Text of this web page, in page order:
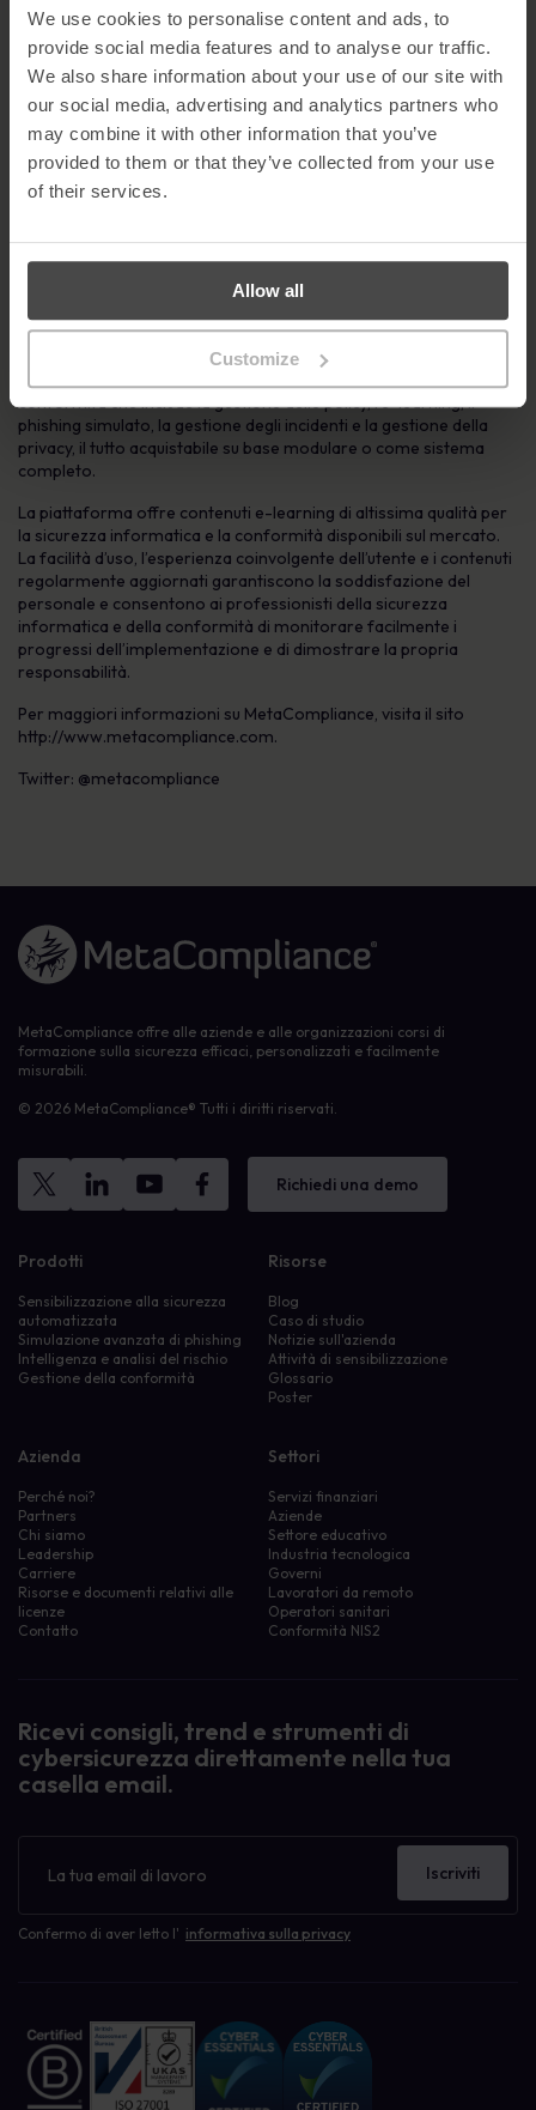
We use cookies to personalise content and ads, to
provide social media features and to analyse our traffic.
We also share information about your use of our site with
our social media, advertising and analytics partners who
may combine it with other information that you’ve
provided to them or that they’ve collected from your use
of their services.
Allow all
Customize
Fine
Per ulteriori informazioni o per programmare un briefing con
MetaCompliance, contatta Geraldine Strawbridge al numero
02871 160570.
Note per i redattori
Informazioni su MetaCompliance
nell’aspetto umano della sicurezza informatica e della conformità
alla privacy. La sua innovativa piattaforma cloud fornisce una
soluzione di gestione unica per la consapevolezza e la conformità
del personale.
La piattaforma all’avanguardia offre ai clienti una suite
completamente integrata e multilingue di funzionalità di
conformità che include la gestione delle policy, l’e-learning, il
phishing simulato, la gestione degli incidenti e la gestione della
privacy, il tutto acquistabile su base modulare o come sistema
completo.
La piattaforma offre contenuti e-learning di altissima qualità per
la sicurezza informatica e la conformità disponibili sul mercato.
La facilità d’uso, l’esperienza coinvolgente dell’utente e i contenuti
regolarmente aggiornati garantiscono la soddisfazione del
personale e consentono ai professionisti della sicurezza
informatica e della conformità di monitorare facilmente i
progressi dell’implementazione e di dimostrare la propria
responsabilità.
Per maggiori informazioni su MetaCompliance, visita il sito
http://www.metacompliance.com.
Twitter: @metacompliance
Link alla homepage
MetaCompliance offre alle aziende e alle organizzazioni corsi di
formazione sulla sicurezza efficaci, personalizzati e facilmente
misurabili.
© 2026 MetaCompliance® Tutti i diritti riservati.
Richiedi una demo
Prodotti
Sensibilizzazione alla sicurezza
automatizzata
Simulazione avanzata di phishing
Intelligenza e analisi del rischio
Gestione della conformità
Risorse
Blog
Caso di studio
Notizie sull'azienda
Attività di sensibilizzazione
Glossario
Poster
Azienda
Perché noi?
Partners
Chi siamo
Leadership
Carriere
Risorse e documenti relativi alle
licenze
Contatto
Settori
Servizi finanziari
Aziende
Settore educativo
Industria tecnologica
Governi
Lavoratori da remoto
Operatori sanitari
Conformità NIS2
Ricevi consigli, trend e strumenti di
cybersicurezza direttamente nella tua
casella email.
Confermo di aver letto l' informativa sulla privacy
Iscriviti